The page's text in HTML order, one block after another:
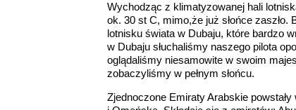
Wychodząc z klimatyzowanej hali
ok. 30 st C, mimo,że już słońce
lotnisku świata w Dubaju, które bardzo
w Dubaju słuchaliśmy naszego pilota
oglądaliśmy niesamowite w swoim
zobaczyliśmy w pełnym słońcu.
Zjednoczone Emiraty Arabskie